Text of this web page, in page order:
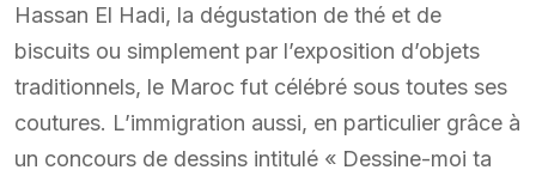
Hassan El Hadi, la dégustation de thé et de
biscuits ou simplement par l’exposition d’objets
traditionnels, le Maroc fut célébré sous toutes ses
coutures. L’immigration aussi, en particulier grâce à
un concours de dessins intitulé « Dessine-moi ta